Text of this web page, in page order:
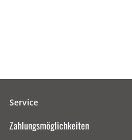
Service
Zahlungsmöglichkeiten